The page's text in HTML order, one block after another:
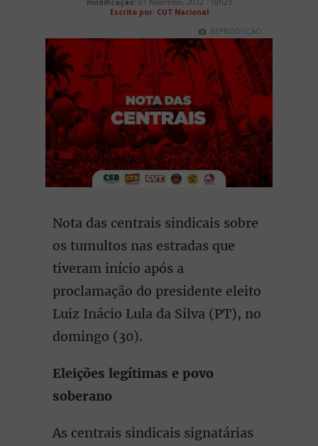
modificação: 01 Novembro, 2022 - 18h23
Escrito por: CUT Nacional
REPRODUÇÃO
Nota das centrais sindicais sobre
os tumultos nas estradas que
tiveram início após a
proclamação do presidente eleito
Luiz Inácio Lula da Silva (PT), no
domingo (30).
Eleições legítimas e povo
soberano
As centrais sindicais signatárias